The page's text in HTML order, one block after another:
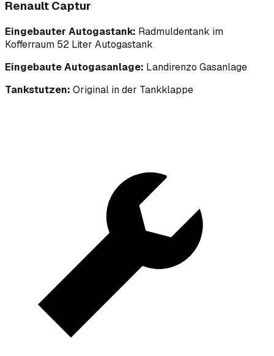
Renault Captur
Eingebauter Autogastank: Radmuldentank im
Kofferraum 52 Liter Autogastank
Eingebaute Autogasanlage: Landirenzo Gasanlage
Tankstutzen: Original in der Tankklappe